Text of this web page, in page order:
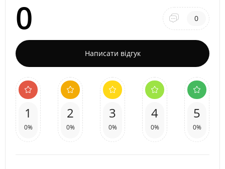
0 0
Написати відгук
1
0%
2
0%
3
0%
4
0%
5
0%